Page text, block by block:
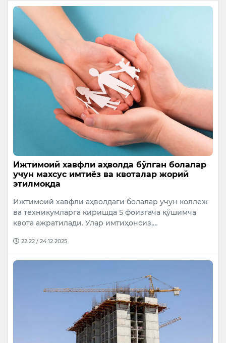
Ижтимоий хавфли аҳволда бўлган болалар
учун махсус имтиёз ва квоталар жорий
этилмоқда
Ижтимоий хавфли аҳволдаги болалар учун коллеж
ва техникумларга киришда 5 фоизгача қўшимча
квота ажратилади. Улар имтиҳонсиз,…
22:22 / 24.12.2025